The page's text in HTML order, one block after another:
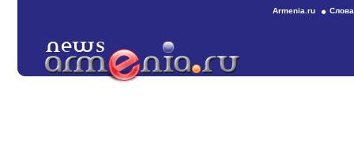
Armenia.ru